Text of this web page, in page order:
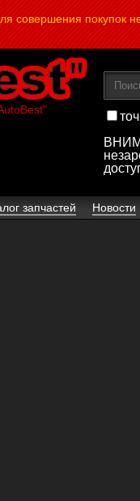
совершения покупок
запчастей Новости